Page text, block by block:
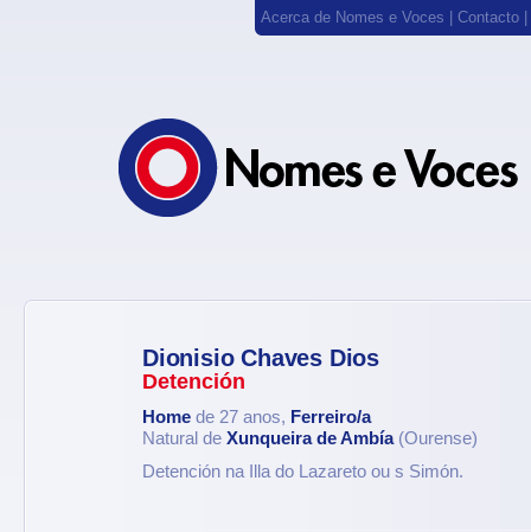
Acerca de Nomes e Voces Contacto
Dionisio Chaves Dios
Detención
Home de 27 anos, Ferreiro/a
Natural de Xunqueira de Ambía(Ourense)
Detención na Illa do Lazareto ou s Simón.